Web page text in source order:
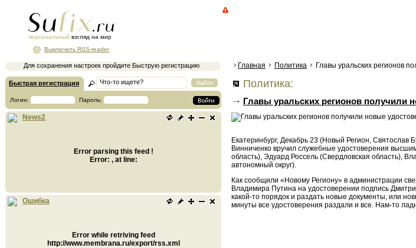
персональный взгляд на мир
Для сохранения настроек пройдите Быструю регистрацию
Выключить RSS-reader
Быстрая регистрация
Логин: Пароль:
News2
Error parsing this feed !
Error: , at line:
Ошибка
Error while retriving feed
http://www.membrana.ru/export/rss.xml
Главная Политика Главы уральских регионов
Политика:
Главы уральских регионов получили
Екатеринбург, Декабрь 23 (Новый Регион,
Винниченко вручил служебные удостоверения
область), Эдуард Россель (Свердловская область),
автономный округ).
Как сообщили «Новому Региону» в администрации
Владимира Путина на удостоверении подпись
какой-то порядок и раздать новые документы, или
минуты все удостоверения раздали и все. Нам-то